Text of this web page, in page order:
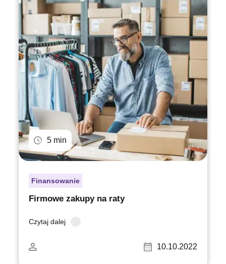
5 min
Finansowanie
Firmowe zakupy na raty
Czytaj dalej
10.10.2022